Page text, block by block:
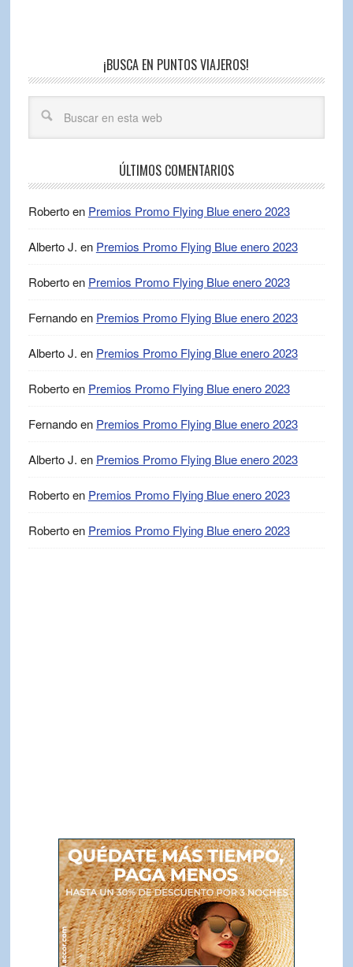
¡BUSCA EN PUNTOS VIAJEROS!
ÚLTIMOS COMENTARIOS
Robertoen Premios Promo Flying Blue enero 2023
Alberto J. en Premios Promo Flying Blue enero 2023
Robertoen Premios Promo Flying Blue enero 2023
Fernandoen Premios Promo Flying Blue enero 2023
Alberto J. en Premios Promo Flying Blue enero 2023
Robertoen Premios Promo Flying Blue enero 2023
Fernandoen Premios Promo Flying Blue enero 2023
Alberto J. en Premios Promo Flying Blue enero 2023
Robertoen Premios Promo Flying Blue enero 2023
Robertoen Premios Promo Flying Blue enero 2023